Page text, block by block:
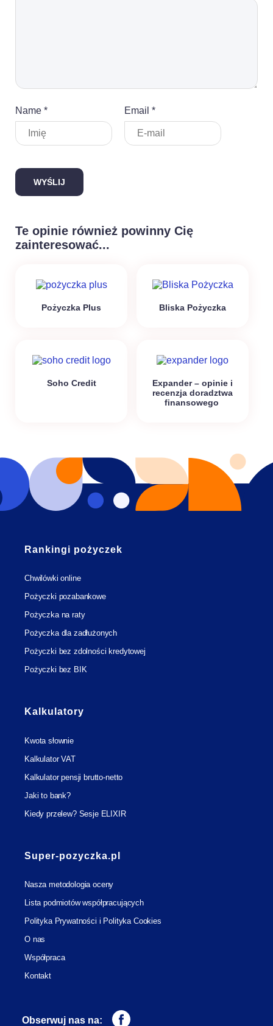
Name * Email *
Te opinie również powinny Cię
zainteresować...
Pożyczka Plus Bliska Pożyczka
Soho Credit
Expander – opinie i
recenzja doradztwa
finansowego
Rankingi pożyczek
Chwilówki online
Pożyczki pozabankowe
Pożyczka na raty
Pożyczka dla zadłużonych
Pożyczki bez zdolności kredytowej
Pożyczki bez BIK
Kalkulatory
Kwota słownie
Kalkulator VAT
Kalkulator pensji brutto-netto
Jaki to bank?
Kiedy przelew? Sesje ELIXIR
Super-pozyczka.pl
Nasza metodologia oceny
Lista podmiotów współpracujących
Polityka Prywatności i Polityka Cookies
O nas
Współpraca
Kontakt
Obserwuj nas na: